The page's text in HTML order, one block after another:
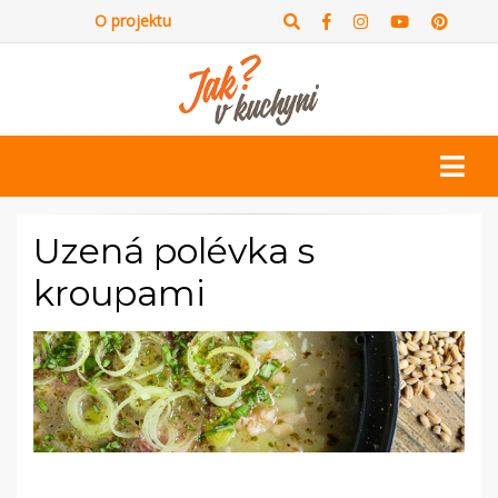
O projektu
Uzená polévka s
kroupami